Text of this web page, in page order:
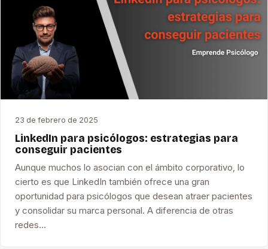
23 de febrero de 2025
LinkedIn para psicólogos: estrategias para
conseguir pacientes
Aunque muchos lo asocian con el ámbito corporativo, lo
cierto es que LinkedIn también ofrece una gran
oportunidad para psicólogos que desean atraer pacientes
y consolidar su marca personal. A diferencia de otras
redes…